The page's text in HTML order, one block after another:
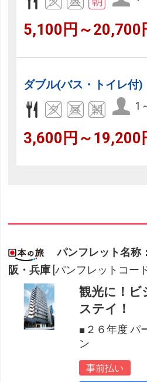
5,100円～20,700
ダブル(バス・トイレ付)
1
3,600円～19,200
パンフレット名称
阪・兵庫 [パンフレットコー
観光に！ビ
ステイ！
■２６年度 パ
ン
事前払い